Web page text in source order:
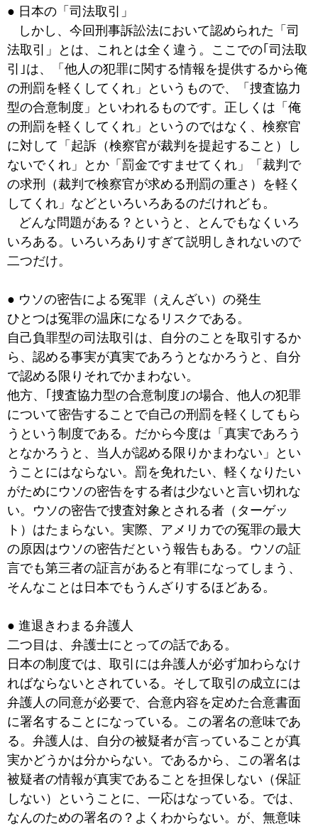
● 日本の「司法取引」
しかし、今回刑事訴訟法において認められた「司
法取引」とは、これとは全く違う。ここでの｢司法取
引｣は、「他人の犯罪に関する情報を提供するから俺
の刑罰を軽くしてくれ」というもので、「捜査協力
型の合意制度」といわれるものです。正しくは「俺
の刑罰を軽くしてくれ」というのではなく、検察官
に対して「起訴（検察官が裁判を提起すること）し
ないでくれ」とか「罰金ですませてくれ」「裁判で
の求刑（裁判で検察官が求める刑罰の重さ）を軽く
してくれ」などといろいろあるのだけれども。
どんな問題がある？というと、とんでもなくいろ
いろある。いろいろありすぎて説明しきれないので
二つだけ。
● ウソの密告による冤罪（えんざい）の発生
ひとつは冤罪の温床になるリスクである。
自己負罪型の司法取引は、自分のことを取引するか
ら、認める事実が真実であろうとなかろうと、自分
で認める限りそれでかまわない。
他方、｢捜査協力型の合意制度｣の場合、他人の犯罪
について密告することで自己の刑罰を軽くしてもら
うという制度である。だから今度は「真実であろう
となかろうと、当人が認める限りかまわない」とい
うことにはならない。罰を免れたい、軽くなりたい
がためにウソの密告をする者は少ないと言い切れな
い。ウソの密告で捜査対象とされる者（ターゲッ
ト）はたまらない。実際、アメリカでの冤罪の最大
の原因はウソの密告だという報告もある。ウソの証
言でも第三者の証言があると有罪になってしまう、
そんなことは日本でもうんざりするほどある。
● 進退きわまる弁護人
二つ目は、弁護士にとっての話である。
日本の制度では、取引には弁護人が必ず加わらなけ
ればならないとされている。そして取引の成立には
弁護人の同意が必要で、合意内容を定めた合意書面
に署名することになっている。この署名の意味であ
る。弁護人は、自分の被疑者が言っていることが真
実かどうかは分からない。であるから、この署名は
被疑者の情報が真実であることを担保しない（保証
しない）ということに、一応はなっている。では、
なんのための署名の？よくわからない。が、無意味